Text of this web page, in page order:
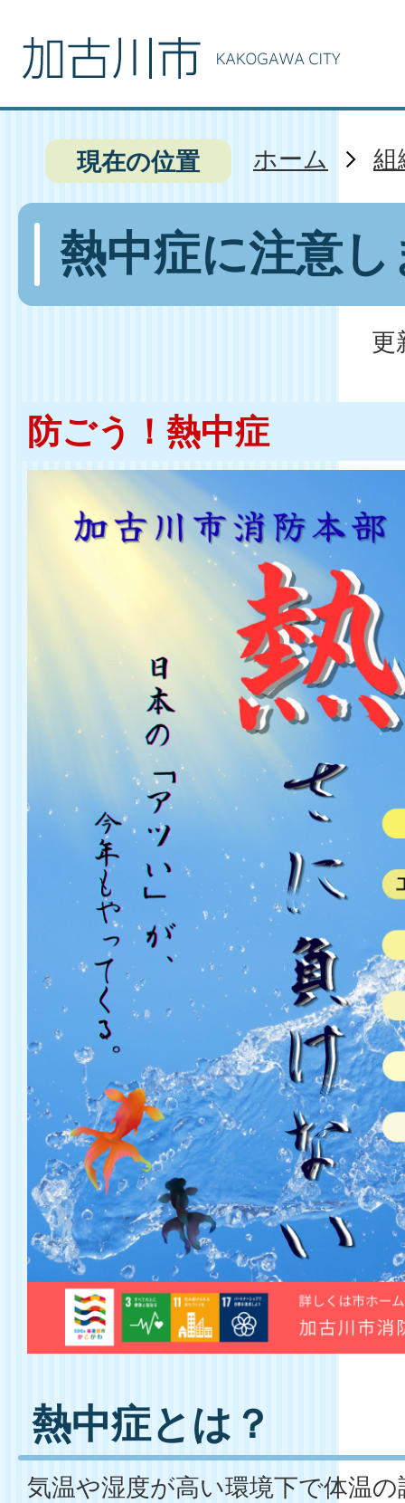
現在の位置 ホーム 組
熱中症に注意
更
防ごう！熱中症
熱中症とは？
気温や湿度が高い環境下で体温